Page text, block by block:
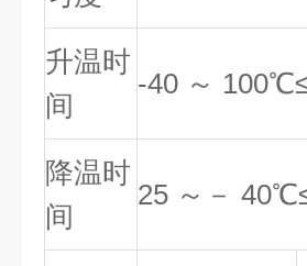
升温时
间
-40 ～
降温时
间
25 ～－